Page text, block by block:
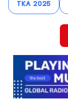
TKA 2025